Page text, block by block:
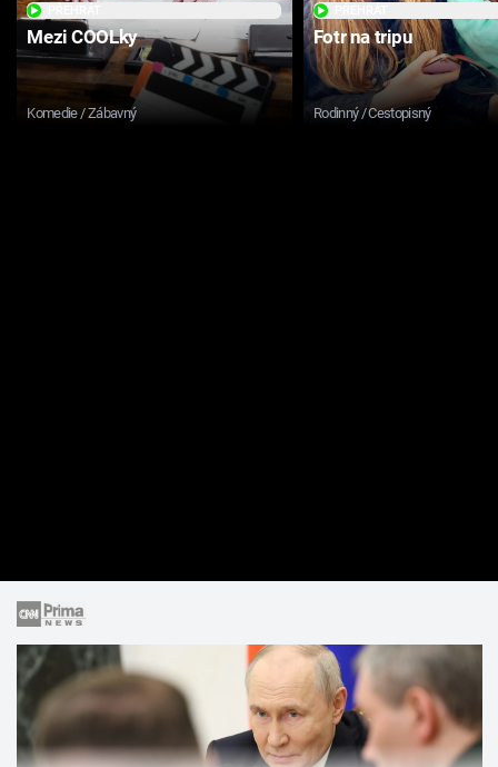
Mezi COOLky
Komedie / Zábavný
Fotr na tripu
Rodinný / Cestopisný